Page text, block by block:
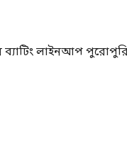
লাইনআপ